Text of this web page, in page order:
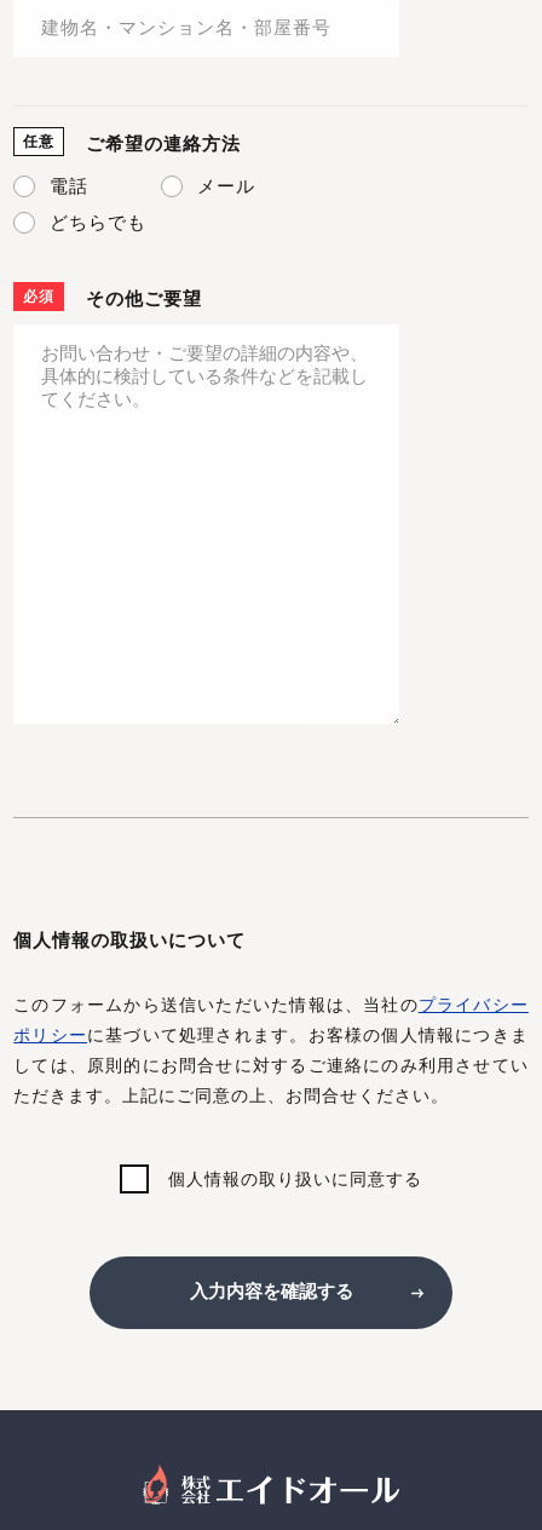
任意 ご希望の連絡方法
電話
メール
どちらでも
必須 その他ご要望
個人情報の取扱いについて
このフォームから送信いただいた情報は、当社のプライバシー
ポリシーに基づいて処理されます。お客様の個人情報につきま
しては、原則的にお問合せに対するご連絡にのみ利用させてい
ただきます。上記にご同意の上、お問合せください。
個人情報の取り扱いに同意する
入力内容を確認する